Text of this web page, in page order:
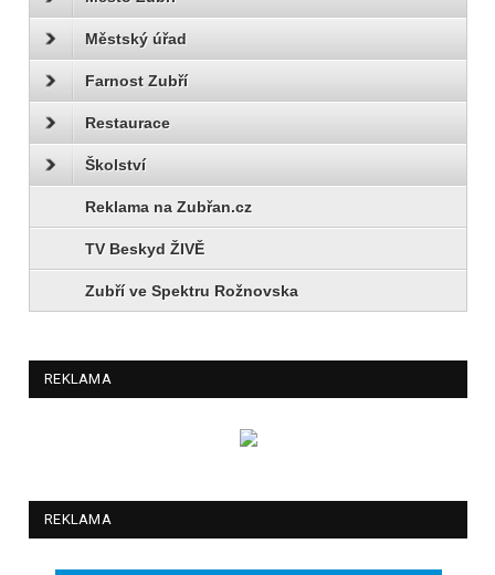
Městský úřad
Farnost Zubří
Restaurace
Školství
Reklama na Zubřan.cz
TV Beskyd ŽIVĚ
Zubří ve Spektru Rožnovska
REKLAMA
REKLAMA